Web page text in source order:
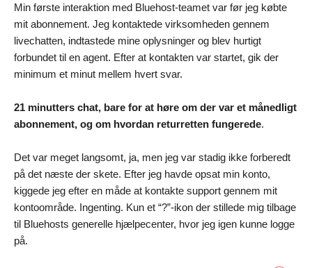
Min første interaktion med Bluehost-teamet var før jeg købte
mit abonnement. Jeg kontaktede virksomheden gennem
livechatten, indtastede mine oplysninger og blev hurtigt
forbundet til en agent. Efter at kontakten var startet, gik der
minimum et minut mellem hvert svar.
21 minutters chat, bare for at høre om der var et månedligt
abonnement, og om hvordan returretten fungerede.
Det var meget langsomt, ja, men jeg var stadig ikke forberedt
på det næste der skete. Efter jeg havde opsat min konto,
kiggede jeg efter en måde at kontakte support gennem mit
kontoområde. Ingenting. Kun et “?”-ikon der stillede mig tilbage
til Bluehosts generelle hjælpecenter, hvor jeg igen kunne logge
på.